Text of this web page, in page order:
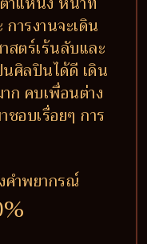
ารงานจะเดิน
สตร์เร้นลับและ
ศิลปินได้ดี เดิน
ก คบเพื่อนต่าง
อบเรื่อยๆ การ
คำพยากรณ์